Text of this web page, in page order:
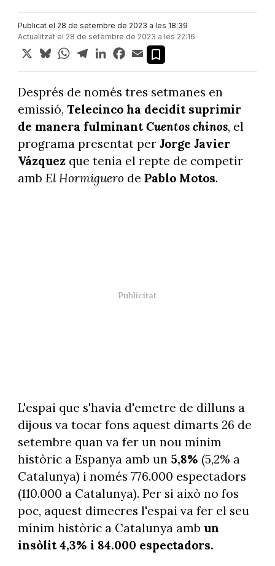
Publicat el 28 de setembre de 2023 a les 18:39
Actualitzat el 28 de setembre de 2023 a les 22:16
X BlueskyWhatsApp
TelegramLinkedInFacebook
Email
Després de només tres setmanes en
emissió, Telecinco ha decidit suprimir
de manera fulminantCuentos chinos, el
programa presentat per Jorge Javier
Vázquezque tenia el repte de competir
amb El Hormiguero de Pablo Motos.
L'espai que s'havia d'emetre de dilluns a
dijous va tocar fons aquest dimarts 26 de
setembre quan va fer un nou mínim
històric a Espanya amb un 5,8% (5,2% a
Catalunya) i només 776.000 espectadors
(110.000 a Catalunya). Per si això no fos
poc, aquest dimecres l'espai va fer el seu
mínim històric a Catalunya amb un
insòlit 4,3% i 84.000 espectadors.